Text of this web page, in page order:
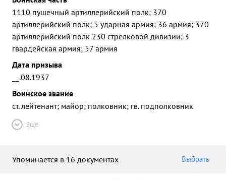
1110 пушечный артиллерийский полк; 370
артиллерийский полк; 5 ударная армия; 36 армия; 370
артиллерийский полк 230 стрелковой дивизии; 3
гвардейская армия; 57 армия
Дата призыва
__.08.1937
Воинское звание
ст. лейтенант; майор; полковник; гв. подполковник
Ещё
Упоминается в 16 документах Выбрать